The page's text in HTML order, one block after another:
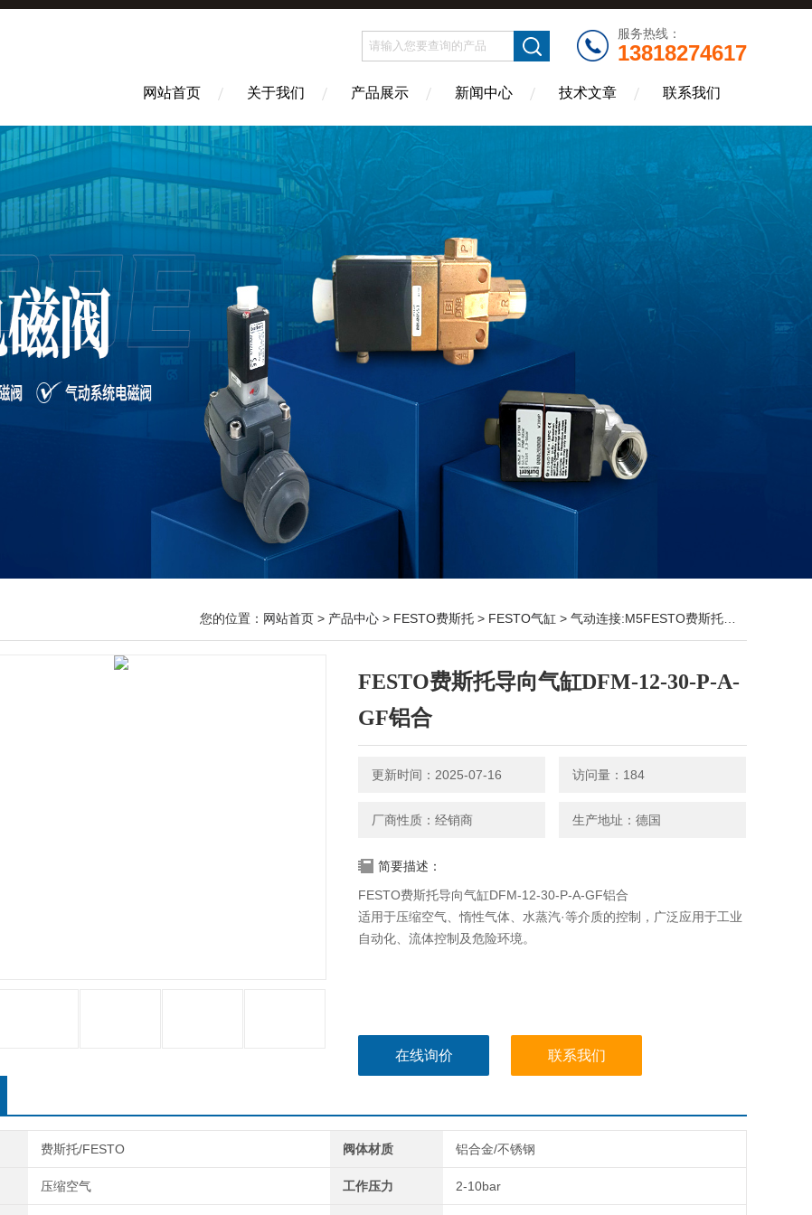
服务热线：
13818274617
网站首页 关于我们 产品展示 新闻中心 技术文章 联系我们
您的位置： 网站首页 > 产品中心 > FESTO费斯托 > FESTO气缸 > 气动连接:M5FESTO费斯托导向气缸DFM-12-30-P-A-GF铝合
FESTO费斯托导向气缸DFM-12-30-P-A-
GF铝合
更新时间：2025-07-16 访问量：184
厂商性质：经销商 生产地址：德国
简要描述：
FESTO费斯托导向气缸DFM-12-30-P-A-GF铝合
适用于压缩空气、惰性气体、水蒸汽·等介质的控制，广泛应用于工业
自动化、流体控制及危险环境。
在线询价 联系我们
费斯托/FESTO 阀体材质 铝合金/不锈钢
压缩空气 工作压力 2-10bar